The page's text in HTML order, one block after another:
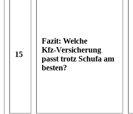
15
Fazit: Welche
Kfz‑Versicherung
passt trotz Schufa am
besten?